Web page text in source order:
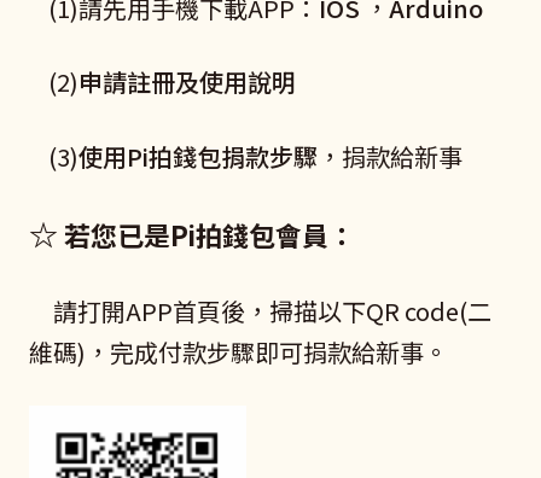
(1)請先用手機下載APP： IOS ， Arduino
(2)申請註冊及使用說明
(3)使用Pi拍錢包捐款步驟 ，捐款給新事
☆若您已是Pi拍錢包會員：
請打開APP首頁後，掃描以下QR code(二
維碼)，完成付款步驟即可捐款給新事。